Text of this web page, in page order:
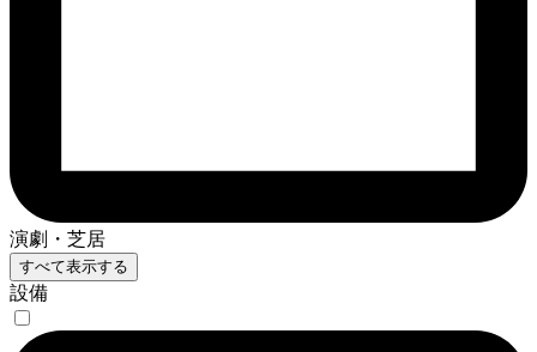
演劇・芝居
すべて表示する
設備